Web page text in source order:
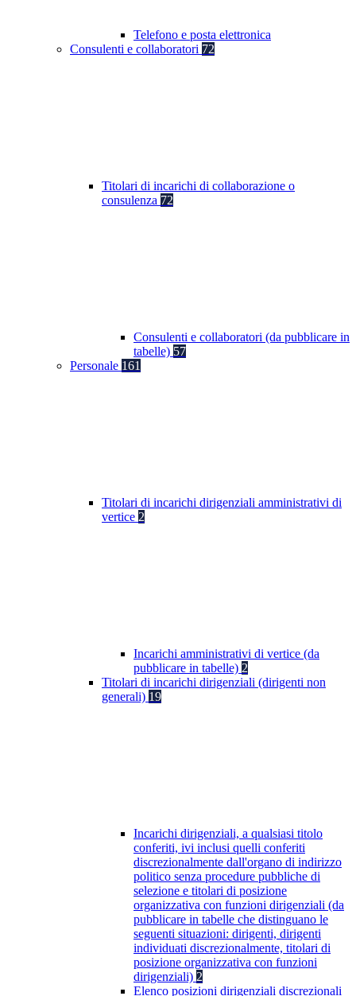
Telefono e posta elettronica
Consulenti e collaboratori 72
Titolari di incarichi di collaborazione o
consulenza 72
Consulenti e collaboratori (da pubblicare in
tabelle) 57
Personale 161
Titolari di incarichi dirigenziali amministrativi di
vertice 2
Incarichi amministrativi di vertice (da
pubblicare in tabelle) 2
Titolari di incarichi dirigenziali (dirigenti non
generali) 19
Incarichi dirigenziali, a qualsiasi titolo
conferiti, ivi inclusi quelli conferiti
discrezionalmente dall'organo di indirizzo
politico senza procedure pubbliche di
selezione e titolari di posizione
organizzativa con funzioni dirigenziali (da
pubblicare in tabelle che distinguano le
seguenti situazioni: dirigenti, dirigenti
individuati discrezionalmente, titolari di
posizione organizzativa con funzioni
dirigenziali) 2
Elenco posizioni dirigenziali discrezionali